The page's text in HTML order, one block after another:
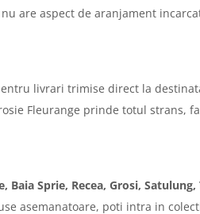
are aspect de aranjament
livrari trimise direct la
Fleurange prinde totul strans,
Baia Sprie, Recea, Grosi,
asemanatoare, poti intra in